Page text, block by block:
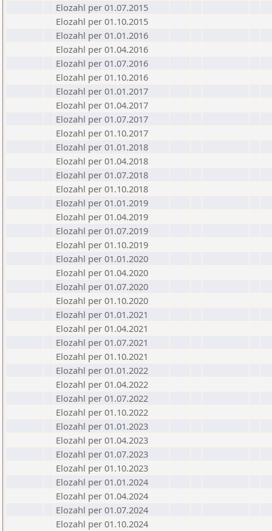
Elozahl per 01.07.2015
Elozahl per 01.10.2015
Elozahl per 01.01.2016
Elozahl per 01.04.2016
Elozahl per 01.07.2016
Elozahl per 01.10.2016
Elozahl per 01.01.2017
Elozahl per 01.04.2017
Elozahl per 01.07.2017
Elozahl per 01.10.2017
Elozahl per 01.01.2018
Elozahl per 01.04.2018
Elozahl per 01.07.2018
Elozahl per 01.10.2018
Elozahl per 01.01.2019
Elozahl per 01.04.2019
Elozahl per 01.07.2019
Elozahl per 01.10.2019
Elozahl per 01.01.2020
Elozahl per 01.04.2020
Elozahl per 01.07.2020
Elozahl per 01.10.2020
Elozahl per 01.01.2021
Elozahl per 01.04.2021
Elozahl per 01.07.2021
Elozahl per 01.10.2021
Elozahl per 01.01.2022
Elozahl per 01.04.2022
Elozahl per 01.07.2022
Elozahl per 01.10.2022
Elozahl per 01.01.2023
Elozahl per 01.04.2023
Elozahl per 01.07.2023
Elozahl per 01.10.2023
Elozahl per 01.01.2024
Elozahl per 01.04.2024
Elozahl per 01.07.2024
Elozahl per 01.10.2024